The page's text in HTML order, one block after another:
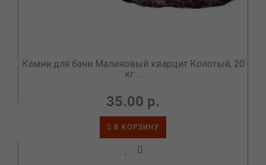
Камни для бани Малиновый кварцит Колотый, 20
кг....
35.00 р.
В КОРЗИНУ